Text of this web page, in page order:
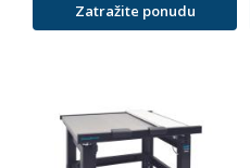
Zatražite ponudu